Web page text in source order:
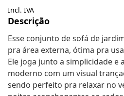
Incl. IVA
Descrição
Esse conjunto de sofá de
pra área externa, ótima pra
Ele joga junto a simplicidade e
moderno com um visual
sendo perfeito pra relaxar no